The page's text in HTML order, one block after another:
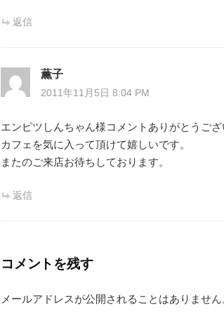
返信
薫子
2011年11月5日 8:04 PM
エンピツしんちゃん様コメントありがとうござ
カフェを気に入って頂けて嬉しいです。
またのご来店お待ちしております。
返信
コメントを残す
メールアドレスが公開されることはありません